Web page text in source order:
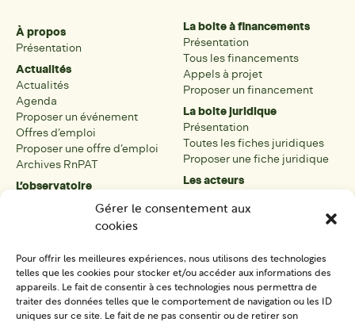
Gérer le consentement aux
cookies
Pour offrir les meilleures expériences, nous utilisons des technologies
telles que les cookies pour stocker et/ou accéder aux informations des
appareils. Le fait de consentir à ces technologies nous permettra de
traiter des données telles que le comportement de navigation ou les ID
uniques sur ce site. Le fait de ne pas consentir ou de retirer son
À propos
Présentation
Actualités
Actualités
Agenda
Proposer un événement
Offres d’emploi
Proposer une offre d’emploi
Archives RnPAT
L’observatoire
Présentation de l’observatoire
La boîte à outils
Présentation
Tous les outils
Proposer un outil
La boite à financements
Présentation
Tous les financements
Appels à projet
Proposer un financement
La boite juridique
Présentation
Toutes les fiches juridiques
Proposer une fiche juridique
Les acteurs
Tous les acteurs